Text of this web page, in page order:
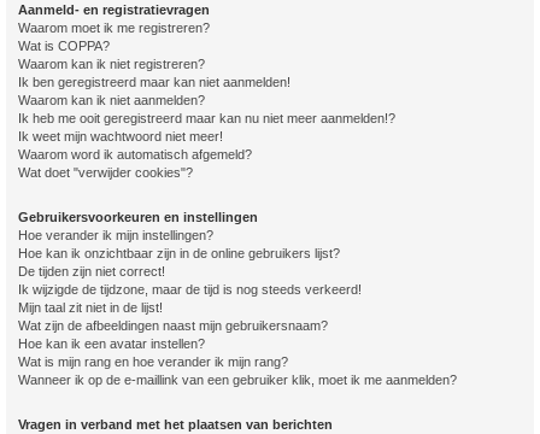
Aanmeld- en registratievragen
Waarom moet ik me registreren?
Wat is COPPA?
Waarom kan ik niet registreren?
Ik ben geregistreerd maar kan niet aanmelden!
Waarom kan ik niet aanmelden?
Ik heb me ooit geregistreerd maar kan nu niet meer aanmelden!?
Ik weet mijn wachtwoord niet meer!
Waarom word ik automatisch afgemeld?
Wat doet "verwijder cookies"?
Gebruikersvoorkeuren en instellingen
Hoe verander ik mijn instellingen?
Hoe kan ik onzichtbaar zijn in de online gebruikers lijst?
De tijden zijn niet correct!
Ik wijzigde de tijdzone, maar de tijd is nog steeds verkeerd!
Mijn taal zit niet in de lijst!
Wat zijn de afbeeldingen naast mijn gebruikersnaam?
Hoe kan ik een avatar instellen?
Wat is mijn rang en hoe verander ik mijn rang?
Wanneer ik op de e-maillink van een gebruiker klik, moet ik me aanmelden?
Vragen in verband met het plaatsen van berichten